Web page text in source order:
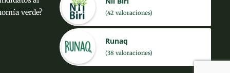
verde?
(42 valoraciones)
Runaq
(38 valoraciones)